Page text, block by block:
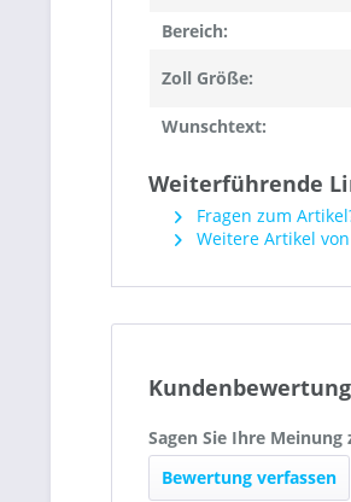
Bereich:
Zoll Größe:
Wunschtext:
Weiterführende
Fragen zum
Weitere Artikel
Sagen Sie Ihre
Bewertung verfassen